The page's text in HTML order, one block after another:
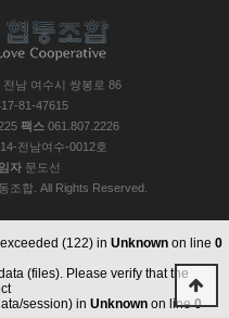
전남 여수시 쌍봉로 86
81-47615
팩스 061.807.2226
전남여수-0012호
자 문도선
조합. All Rights Reserved.
(122) in Unknown on line 0
(files). Please verify that the
session) in Unknown on line0